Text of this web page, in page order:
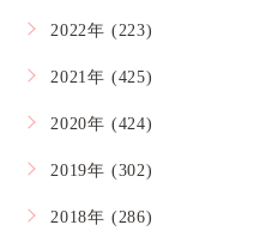
2022年 (223)
2021年 (425)
2020年 (424)
2019年 (302)
2018年 (286)